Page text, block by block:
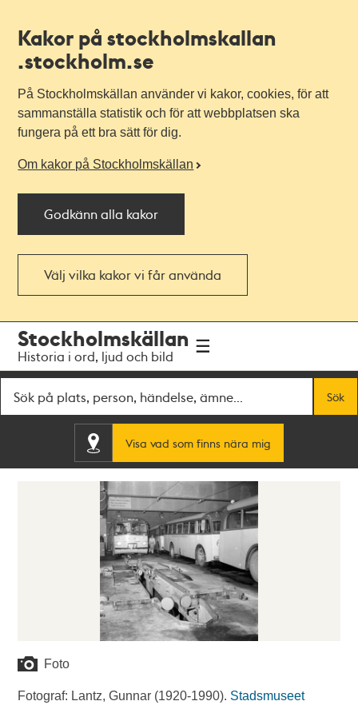
Kakor på stockholmskallan
.stockholm.se
På Stockholmskällan använder vi kakor, cookies, för att
sammanställa statistik och för att webbplatsen ska
fungera på ett bra sätt för dig.
Om kakor på Stockholmskällan
Godkänn alla kakor
Välj vilka kakor vi får använda
navigationen
huvudinnehållet
Stockholmskällan
Historia i ord, ljud och bild
Sök
Visa vad som finns nära mig
Foto
Fotograf: Lantz, Gunnar (1920-1990). Stadsmuseet